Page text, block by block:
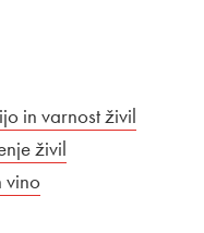
in varnost živil
živil
vino